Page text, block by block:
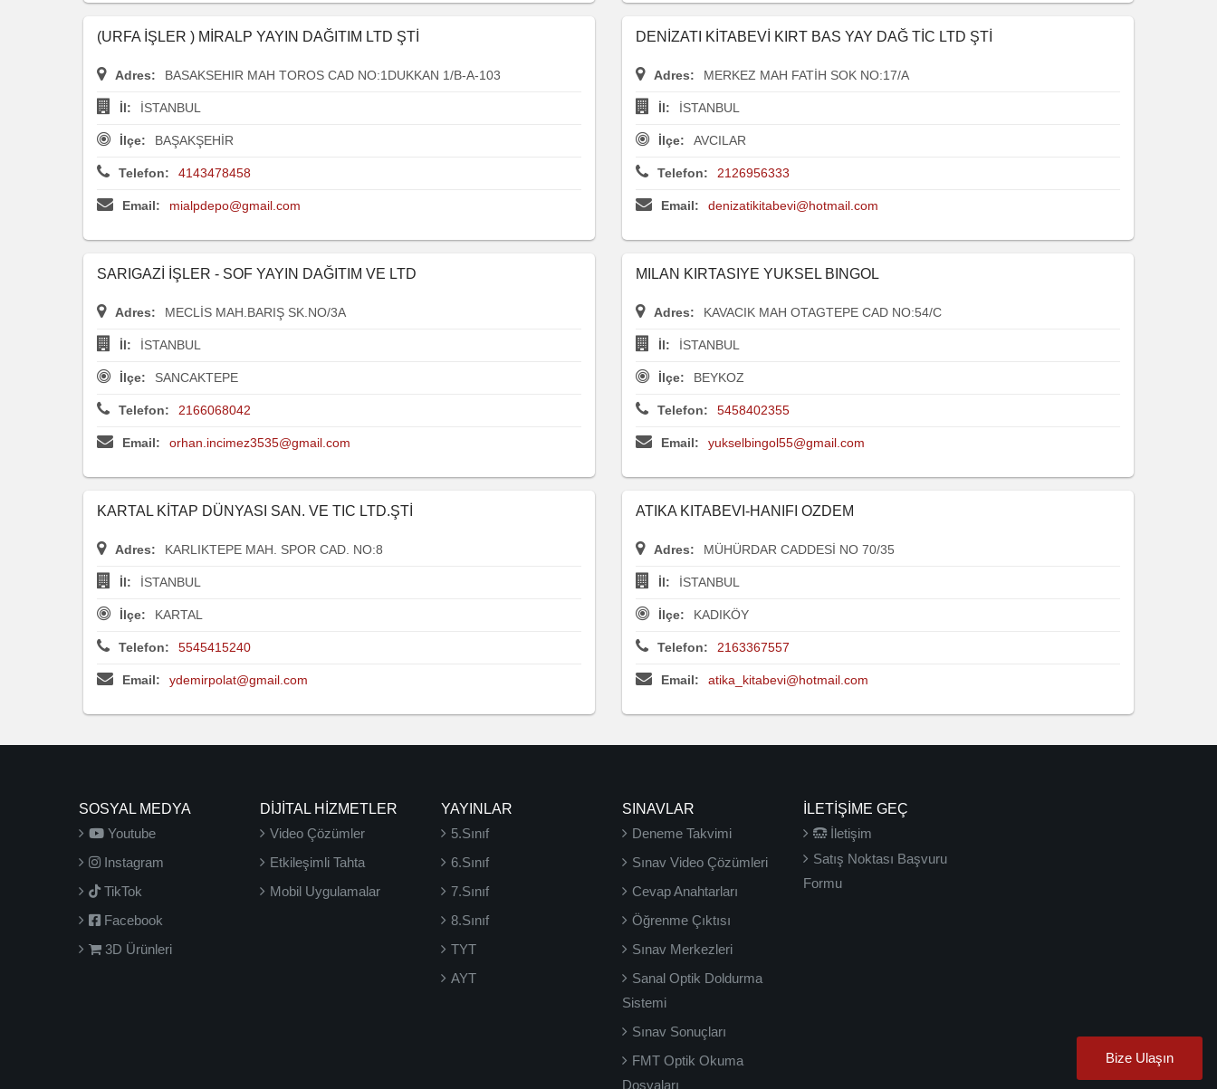
(URFA İŞLER ) MİRALP YAYIN DAĞITIM LTD ŞTİ
Adres: BASAKSEHIR MAH TOROS CAD NO:1DUKKAN 1/B-A-103
İl: İSTANBUL
İlçe: BAŞAKŞEHİR
Telefon: 4143478458
Email: mialpdepo@gmail.com
DENİZATI KİTABEVİ KIRT BAS YAY DAĞ TİC LTD ŞTİ
Adres: MERKEZ MAH FATİH SOK NO:17/A
İl: İSTANBUL
İlçe: AVCILAR
Telefon: 2126956333
Email: denizatikitabevi@hotmail.com
SARIGAZİ İŞLER - SOF YAYIN DAĞITIM VE LTD
Adres: MECLİS MAH.BARIŞ SK.NO/3A
İl: İSTANBUL
İlçe: SANCAKTEPE
Telefon: 2166068042
Email: orhan.incimez3535@gmail.com
MILAN KIRTASIYE YUKSEL BINGOL
Adres: KAVACIK MAH OTAGTEPE CAD NO:54/C
İl: İSTANBUL
İlçe: BEYKOZ
Telefon: 5458402355
Email: yukselbingol55@gmail.com
KARTAL KİTAP DÜNYASI SAN. VE TIC LTD.ŞTİ
Adres: KARLIKTEPE MAH. SPOR CAD. NO:8
İl: İSTANBUL
İlçe: KARTAL
Telefon: 5545415240
Email: ydemirpolat@gmail.com
ATIKA KITABEVI-HANIFI OZDEM
Adres: MÜHÜRDAR CADDESİ NO 70/35
İl: İSTANBUL
İlçe: KADIKÖY
Telefon: 2163367557
Email: atika_kitabevi@hotmail.com
SOSYAL MEDYA
Youtube
Instagram
TikTok
Facebook
3D Ürünleri
DİJİTAL HİZMETLER
Video Çözümler
Etkileşimli Tahta
Mobil Uygulamalar
YAYINLAR
5.Sınıf
6.Sınıf
7.Sınıf
8.Sınıf
TYT
AYT
SINAVLAR
Deneme Takvimi
Sınav Video Çözümleri
Cevap Anahtarları
Öğrenme Çıktısı
Sınav Merkezleri
Sanal Optik Doldurma
Sistemi
Sınav Sonuçları
FMT Optik Okuma
Dosyaları
İLETIŞIME GEÇ
İletişim
Satış Noktası Başvuru
Formu
Bize Ulaşın